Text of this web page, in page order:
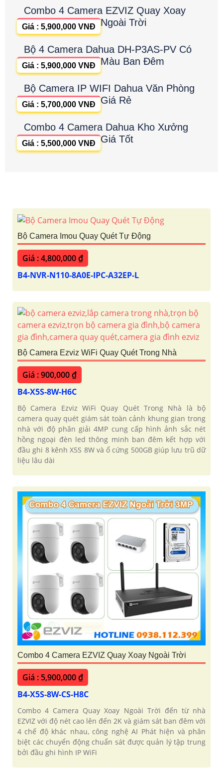
Combo 4 Camera EZVIZ Quay Xoay
Ngoài Trời
Giá : 5,900,000 VNĐ
Bộ 4 Camera Dahua DH-P3AS-PV Có
Màu Ban Đêm
Giá : 5,900,000 VNĐ
Bộ Camera IP WIFI Dahua Văn Phòng
Giá Rẻ
Giá : 5,700,000 VNĐ
Combo 4 Camera Dahua Kho Xưởng
Giá Tốt
Giá : 5,500,000 VNĐ
Bộ Camera Imou Quay Quét Tự Động
Giá : 4,800,000 ₫
B4-NVR-N110-8A0E-IPC-A32EP-L
Bộ Camera Ezviz WiFi Quay Quét Trong Nhà
Giá : 900,000 ₫
B4-X5S-8W-H6C
Bộ Camera Ezviz WiFi Quay Quét Trong Nhà là bộ
camera quay quét giám sát toàn cảnh khung gian trong
nhà với độ phân giải 4MP cung cấp hình ảnh sắc nét
hồng ngoại đèn led thông minh ban đêm kết hợp với
đầu ghi 8 kênh X5S 8W và ổ cứng 500GB giúp lưu trũ dữ
liệu lâu dài
Combo 4 Camera EZVIZ Quay Xoay Ngoài Trời
Giá : 5,900,000 ₫
B4-X5S-8W-CS-H8C
Combo 4 Camera Quay Xoay Ngoài Trời đến từ nhà
EZVIZ với độ nét cao lên đến 2K và giám sát ban đêm với
4 chế độ khác nhau, công nghệ AI Phát hiện và phân
biệt các chuyển động chuẩn sát được quản lý tập trung
bởi đầu ghi hình IP WiFi